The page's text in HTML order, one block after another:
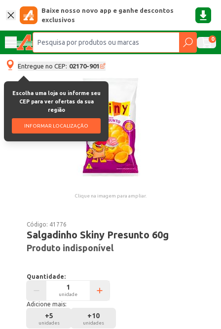
Baixe nosso novo app e ganhe descontos
exclusivos
0
Entregue no CEP: 02170-901
Escolha uma loja ou informe seu
CEP para ver ofertas da sua
região
INFORMAR LOCALIZAÇÃO
Clique na imagem para ampliar.
Código: 41776
Salgadinho Skiny Presunto 60g
Produto indisponível
Quantidade:
unidade
Adicione mais:
+5
unidades
+10
unidades